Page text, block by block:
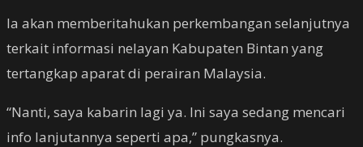
Ia akan memberitahukan perkembangan selanjutnya
terkait informasi nelayan Kabupaten Bintan yang
tertangkap aparat di perairan Malaysia.
“Nanti, saya kabarin lagi ya. Ini saya sedang mencari
info lanjutannya seperti apa,” pungkasnya.